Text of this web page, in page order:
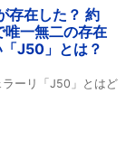
存在した？ 約
一無二の存在
J50」とは？
ーリ「J50」とはど